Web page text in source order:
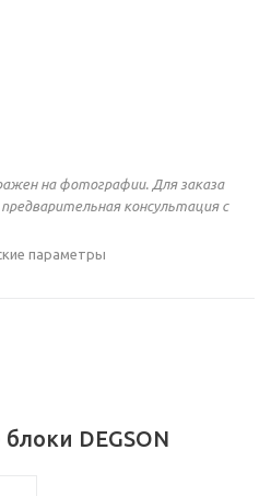
на фотографии. Для заказа
консультация с
параметры
DEGSON